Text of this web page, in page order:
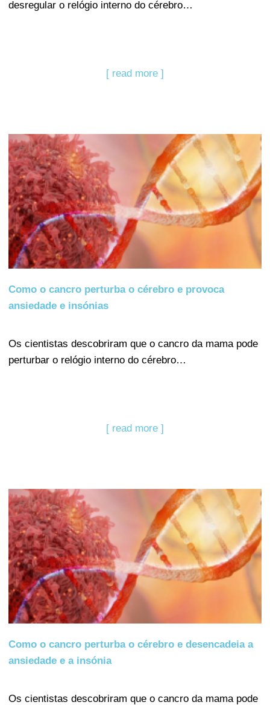
desregular o relógio interno do cérebro…
[ read more ]
Como o cancro perturba o cérebro e provoca
ansiedade e insónias
Os cientistas descobriram que o cancro da mama pode
perturbar o relógio interno do cérebro…
[ read more ]
Como o cancro perturba o cérebro e desencadeia a
ansiedade e a insónia
Os cientistas descobriram que o cancro da mama pode